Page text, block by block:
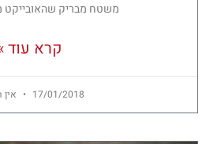
משטח מבריק
קרא עוד
17/01/2018 אין